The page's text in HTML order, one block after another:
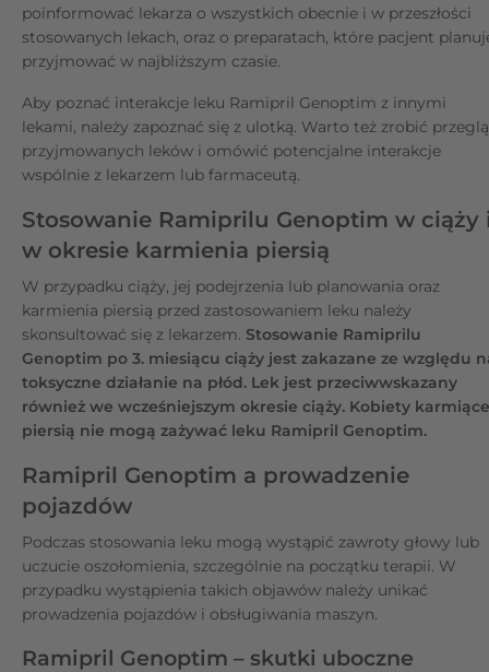
poinformować lekarza o wszystkich obecnie i w przeszłości
stosowanych lekach, oraz o preparatach, które pacjent
przyjmować w najbliższym czasie.
Aby poznać interakcje leku Ramipril Genoptim z innymi
lekami, należy zapoznać się z ulotką. Warto też zrobić
przyjmowanych leków i omówić potencjalne interakcje
wspólnie z lekarzem lub farmaceutą.
Stosowanie Ramiprilu Genoptim w ciąży
w okresie karmienia piersią
W przypadku ciąży, jej podejrzenia lub planowania oraz
karmienia piersią przed zastosowaniem leku należy
skonsultować się z lekarzem. Stosowanie Ramiprilu
Genoptim po 3. miesiącu ciąży jest zakazane ze względu
toksyczne działanie na płód. Lek jest przeciwwskazany
również we wcześniejszym okresie ciąży. Kobiety karmiące
piersią nie mogą zażywać leku Ramipril Genoptim.
Ramipril Genoptim a prowadzenie
pojazdów
Podczas stosowania leku mogą wystąpić zawroty głowy lub
uczucie oszołomienia, szczególnie na początku terapii. W
przypadku wystąpienia takich objawów należy unikać
prowadzenia pojazdów i obsługiwania maszyn.
Ramipril Genoptim – skutki uboczne